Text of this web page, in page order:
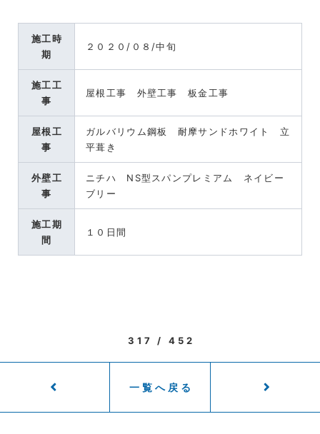
施工時
期
２０２０/０８/中旬
施工工
事
屋根工事 外壁工事 板金工事
屋根工
事
ガルバリウム鋼板 耐摩サンドホワイト 立
平葺き
外壁工
事
ニチハ NS型スパンプレミアム ネイビー
ブリー
施工期
間
１０日間
317 / 452
一覧へ戻る